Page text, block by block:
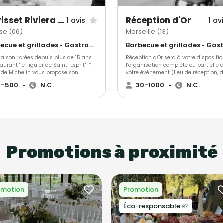
authentique réalisée pour vous et
vos volontés. Voyagez avec nous!
Morisset Riviera Traiteur 1 avis
(06)
Barbecue et grillades • Gastronomique • Cuisine régionale
: crées depuis plus de 15 ans
"le Figuier de Saint-Esprit" 1*
Michelin vous propose son
Traiteur "Morisset Riviera Traiteur"
Familiales nous
En fonction de vos aspirations, nous
vous proposer plusieurs formules
500 • N.C.
Réception d'Or 1
Marseille (13)
Réception d'Or sera à votre
l’organisation complète ou partielle
votre événement (lieu de réception,
logistique, location, animation….).
30-1000 • N.C.
Promotions à proximité
Promotion
Éco-responsable 🌱